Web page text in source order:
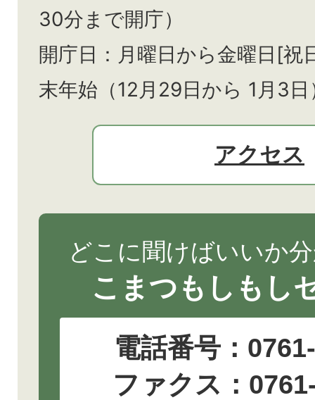
30分まで開庁）
開庁日：月曜日から金曜日[祝
末年始（12月29日から 1月3
アクセス
どこに聞けばいいか
こまつもしもし
電話番号：
ファクス：